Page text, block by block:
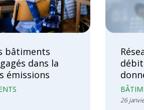
bâtiments
dans la
émissions
26